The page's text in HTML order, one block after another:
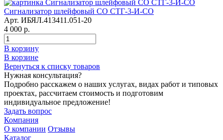
Сигнализатор шлейфовый СО СТГ-3-И-СО
Арт. ИБЯЛ.413411.051-20
4 000 р.
В корзину
В корзине
Вернуться к списку товаров
Нужная консультация?
Подробно расскажем о наших услугах, видах работ и типовых
проектах, рассчитаем стоимость и подготовим
индивидуальное предложение!
Задать вопрос
Компания
О компании Отзывы
Каталог